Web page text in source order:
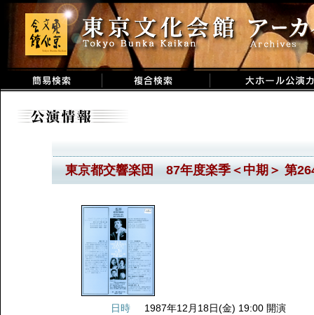
東京都交響楽団 87年度楽季＜中期＞ 第
日時
1987年12月18日(金) 19:00 開演